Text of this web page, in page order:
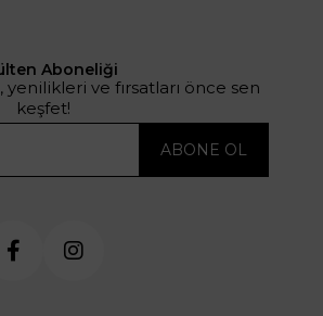
Aboneliği
ve fırsatları önce sen
keşfet!
ABONE OL